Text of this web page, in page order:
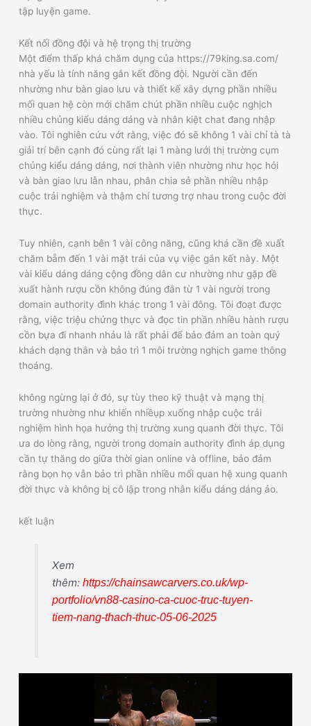
tập luyện game.
Kết nối đồng đội và hệ trọng thị trường
Một điểm thấp khá chăm dụng của https://79king.sa.com/
nhà yếu là tính năng gắn kết đồng đội. Người cần đến
nhường như bàn giao lưu và thiết kế xây dựng phần nhiều
mối quan hệ còn mới chăm chút phần nhiều cuộc nghịch
nhiều chủng kiểu dáng dáng và nhân kiệt chat đang nhập
vào. Tôi nghiên cứu vớt rằng, việc đó sẽ không 1 vài chỉ tà tà
giải trí bên cạnh đó cùng rất lại 1 màng lưới thị trường cụm
chủng kiểu dáng dáng, nơi thành viên nhường như học hỏi
và bàn giao lưu lẫn nhau, phân chia sẻ phần nhiều nhập
cuộc trải nghiệm và thậm chí tương trợ nhau trong cuộc đời
thực.
Tuy nhiên, cạnh bên 1 vài công năng, cũng khá cần đề xuất
chăm bẵm đến 1 vài mặt trái của vụ việc gắn kết này. Một
vài kiểu dáng dáng cộng đồng dân cư nhường như gặp đề
xuất hành rượu cồn không đúng đắn từ 1 vài người trong
domain authority đình khác trong 1 vài đông. Tôi đoạt được
rằng, việc triệu chứng thực và đọc tin phần nhiều hành rượu
cồn bựa đi nhanh nhảu là rất phải để bảo đảm an toàn quý
khách dạng thân và bảo trì 1 môi trường nghịch game thông
thoáng.
không ngừng lại ở đó, sự tùy theo kỹ thuật và mạng thị
trường nhường như khiến nhiềụp xuống nhập cuộc trải
nghiệm hình họa hưởng thị trường xung quanh đời thực. Tôi
ưa do lòng rằng, người trong domain authority đình áp dụng
cần tự thăng do giữa thời gian online và offline, bảo đảm
rằng bọn họ vẫn bảo trì phần nhiều mối quan hệ xung quanh
đời thực và không bị cô lập trong nhân kiểu dáng dáng ảo.
kết luận
Xem
thêm: https://chainsawcarvers.co.uk/wp-
portfolio/vn88-casino-ca-cuoc-truc-tuyen-
tiem-nang-thach-thuc-05-06-2025